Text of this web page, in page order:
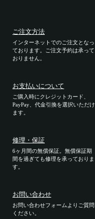
ご注文方法
インターネットでのご注文となっ
ております。ご注文予約は承って
おりません。
お支払いについて
ご購入時にクレジットカード、
PayPay、代金引換を選択いただけ
ます。
修理・保証
6ヶ月間の無償保証。無償保証期
間を過ぎても修理を承っておりま
す。
お問い合わせ
お問い合わせフォームよりご質問
ください。